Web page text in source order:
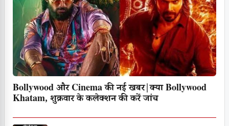
Bollywood और Cinema की नई खबर|क्या Bollywood
Khatam, शुक्रवार के कलेक्शन की करें जांच